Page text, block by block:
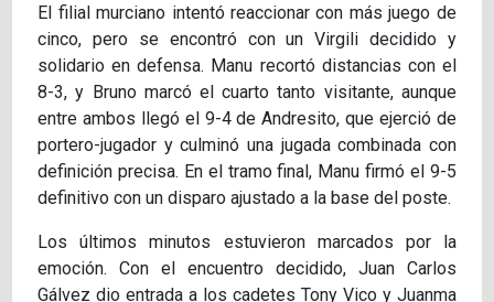
El filial murciano intentó reaccionar con más juego de
cinco, pero se encontró con un Virgili decidido y
solidario en defensa. Manu recortó distancias con el
8-3, y Bruno marcó el cuarto tanto visitante, aunque
entre ambos llegó el 9-4 de Andresito, que ejerció de
portero-jugador y culminó una jugada combinada con
definición precisa. En el tramo final, Manu firmó el 9-5
definitivo con un disparo ajustado a la base del poste.
Los últimos minutos estuvieron marcados por la
emoción. Con el encuentro decidido, Juan Carlos
Gálvez dio entrada a los cadetes Tony Vico y Juanma